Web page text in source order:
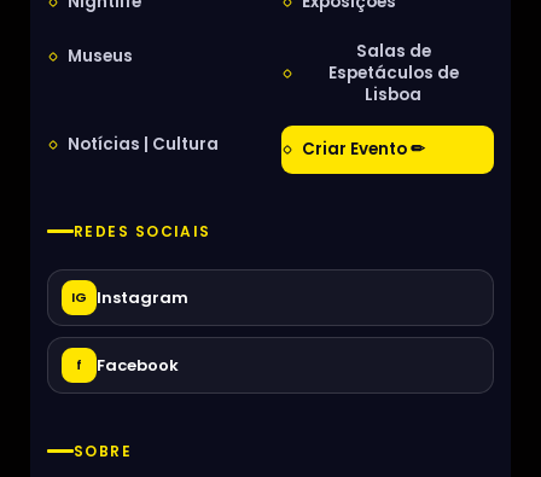
Museus
Salas de
Espetáculos de
Lisboa
Notícias | Cultura Criar Evento ✏
REDES SOCIAIS
IG Instagram
f Facebook
SOBRE